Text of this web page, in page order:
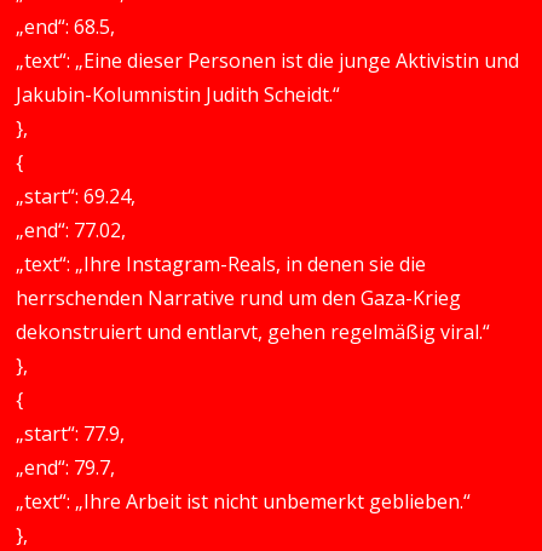
„end“: 68.5,
„text“: „Eine dieser Personen ist die junge Aktivistin und
Jakubin-Kolumnistin Judith Scheidt.“
},
{
„start“: 69.24,
„end“: 77.02,
„text“: „Ihre Instagram-Reals, in denen sie die
herrschenden Narrative rund um den Gaza-Krieg
dekonstruiert und entlarvt, gehen regelmäßig viral.“
},
{
„start“: 77.9,
„end“: 79.7,
„text“: „Ihre Arbeit ist nicht unbemerkt geblieben.“
},